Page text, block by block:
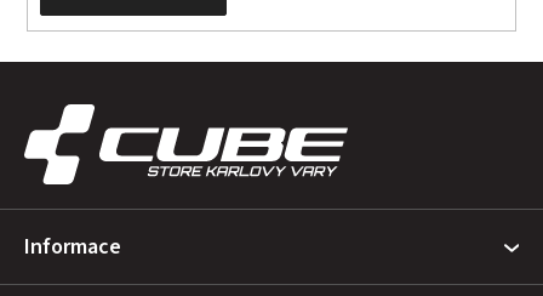
Informace